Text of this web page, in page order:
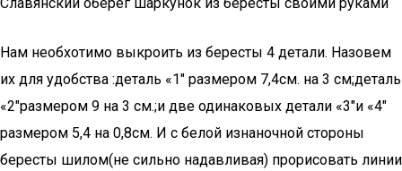
Нам необхотимо выкроить из бересты 4 детали. Назовем
их для удобства :деталь «1″ размером 7,4см. на 3 см;деталь
«2″размером 9 на 3 см.;и две одинаковых детали «3″и «4″
размером 5,4 на 0,8см. И с белой изнаночной стороны
бересты шилом(не сильно надавливая) прорисовать линии